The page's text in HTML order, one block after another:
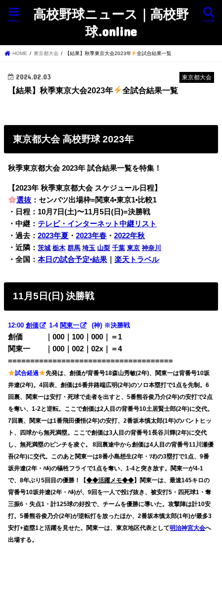
高校野球ニュース｜高校野
球.online
search
menu
HOME 東京都大会 【結果】秋季東京大会2023年 全試合結果一覧
東京都大会
2024.02.03
【結果】秋季東京大会2023年 全試合結果一覧
東京都大会 高校野球 2023年
秋季東京都大会 2023年 試合結果一覧を特集！
【2023年 秋季東京都大会 スケジュール日程】
選抜 ：センバツ出場枠=関東4•東京1•比較1
・日程：10月7日(土)〜11月5日(日)=決勝戦
・中継： テレビ・インターネット中継リスト
・過去：2023年夏 ・2023年春 ・2022年秋
・近隣：茨城 栃木 群馬 埼玉 山梨 千葉 東京 神奈川
・全国：本日の試合予定•結果 ｜楽天トラベル
11月5日(日) 決勝戦
12:00創価 1-4 関東一 (神) ※決勝戦
創価 ｜000｜100｜000｜＝1
関東一 ｜000｜002｜02x｜＝4
=====================================
試合経過
先発は、創価が背番号18森山秀敏(2年)、関東一は背番号10坂
井遼(2年)。4回表、創価は6番井路端広明(2年)のソロ本塁打で1点を先制。6
回裏、関東一は安打・死球で走者を出すと、5番熊谷俊乃介(2年)の安打で2点
を奪い、1-2と逆転。ここで創価は2人目の背番号10土居賢士郎(2年)に交代。
7回裏、関東一は1番飛田優悟(2年)の安打、2番坂本慎太郎(1年)のバントヒッ
ト、四球から無死満塁。ここで創価は3人目の背番号1長谷川輝(2年)に交代
し、無死満塁のピンチを凌ぐ。 8回裏途中から創価は4人目の背番号11川瀬優
吾(2年)に交代。このあと関東一は8番小島想生(2年・ｿｵ)の3塁打で1点、9番
坂井遼(2年・ﾊﾙ)の犠牲フライで1点を奪い、1-4と突き放す。関東一が4-1
で、8年ぶり5回目の優勝！【◆◆活躍メモ◆◆】関東一は、最速145キロの
背番号10坂井遼(2年・ﾊﾙ)が、9回を一人で投げ抜き、被安打5・四死球1・奪
三振6・失点1・計125球の好投で、チームを優勝に導いた。攻撃陣は計10安
打。5番熊谷俊乃介(2年)が逆転打を放ったほか、2番坂本慎太郎(1年)が最多3
安打+盗塁1と活躍を見せた。関東一は、東京地区代表として明治神宮大会へ
出場する。